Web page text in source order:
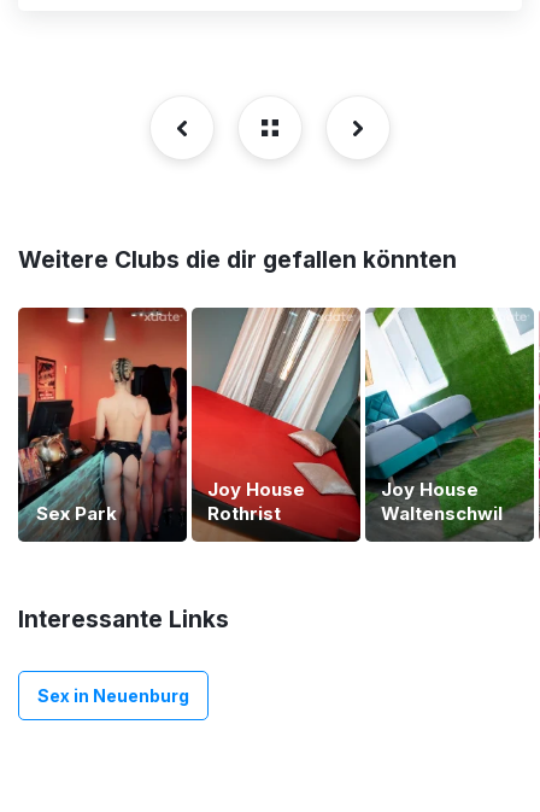
Weitere Clubs die dir gefallen könnten
Sex Park
Joy House
Rothrist
Joy House
Waltenschwil
Interessante Links
Sex in Neuenburg